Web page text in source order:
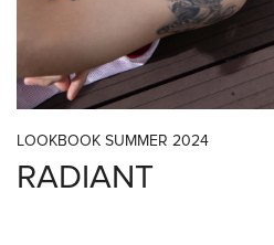
LOOKBOOK SUMMER 2024
RADIANT